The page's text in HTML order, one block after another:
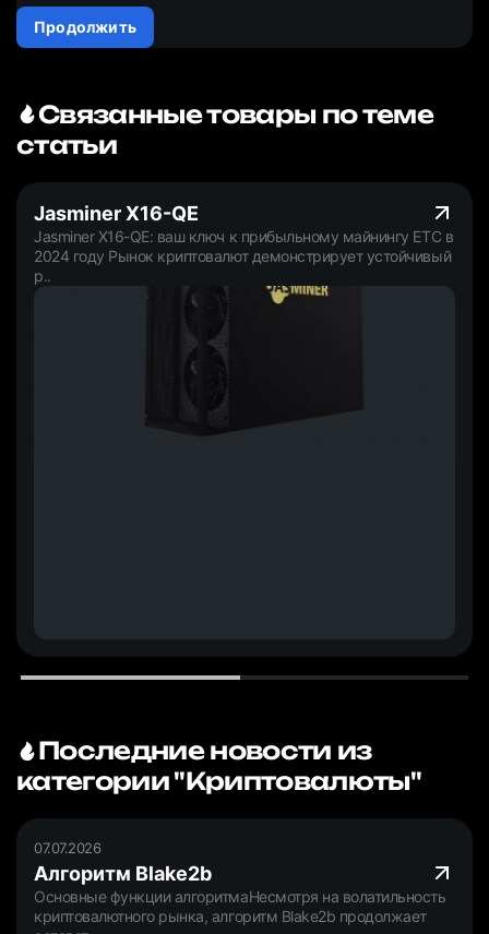
Продолжить
Связанные товары по теме
статьи
Jasminer X16-QE
Jasminer X16-QE: ваш ключ к прибыльному майнингу ETC в
2024 году Рынок криптовалют демонстрирует устойчивый
р..
Последние новости из
категории "Криптовалюты"
07.07.2026
Алгоритм Blake2b
Основные функции алгоритмаНесмотря на волатильность
криптовалютного рынка, алгоритм Blake2b продолжает